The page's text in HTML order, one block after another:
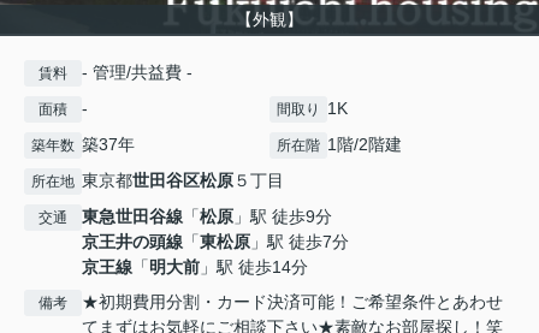
【外観】
賃料 - 管理/共益費 -
面積 - 間取り 1K
築年数 築37年 所在階 1階/2階建
所在地 東京都世田谷区松原５丁目
交通 東急世田谷線 「松原 」駅 徒歩9分
京王井の頭線 「東松原 」駅 徒歩7分
京王線 「明大前 」駅 徒歩14分
備考
★初期費用分割・カード決済可能！ご希望条件とあわせ
てまずはお気軽にご相談下さい★素敵なお部屋探し！笑